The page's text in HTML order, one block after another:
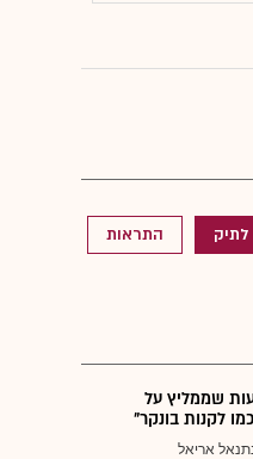
התראות
שממליץ על
לקנות בונקר"
אריאל